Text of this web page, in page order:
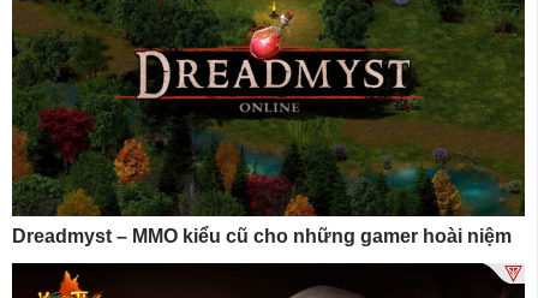
Dreadmyst – MMO kiểu cũ cho những gamer hoài niệm